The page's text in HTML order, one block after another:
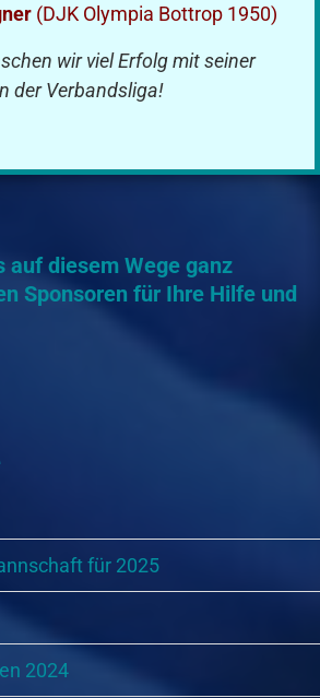
(DJK Olympia Bottrop 1950)
wir viel Erfolg mit seiner
der Verbandsliga!
auf diesem Wege ganz
Sponsoren für Ihre Hilfe und
für 2025
2024